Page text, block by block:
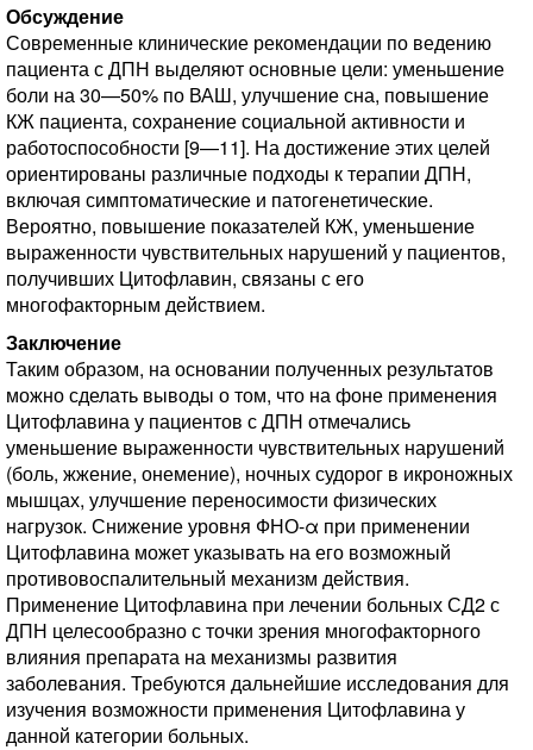
Обсуждение
Современные клинические рекомендации по ведению
пациента с ДПН выделяют основные цели: уменьшение
боли на 30—50% по ВАШ, улучшение сна, повышение
КЖ пациента, сохранение социальной активности и
работоспособности [9—11]. На достижение этих целей
ориентированы различные подходы к терапии ДПН,
включая симптоматические и патогенетические.
Вероятно, повышение показателей КЖ, уменьшение
выраженности чувствительных нарушений у пациентов,
получивших Цитофлавин, связаны с его
многофакторным действием.
Заключение
Таким образом, на основании полученных результатов
можно сделать выводы о том, что на фоне применения
Цитофлавина у пациентов с ДПН отмечались
уменьшение выраженности чувствительных нарушений
(боль, жжение, онемение), ночных судорог в икроножных
мышцах, улучшение переносимости физических
нагрузок. Снижение уровня ФНО-α при применении
Цитофлавина может указывать на его возможный
противовоспалительный механизм действия.
Применение Цитофлавина при лечении больных СД2 с
ДПН целесообразно с точки зрения многофакторного
влияния препарата на механизмы развития
заболевания. Требуются дальнейшие исследования для
изучения возможности применения Цитофлавина у
данной категории больных.